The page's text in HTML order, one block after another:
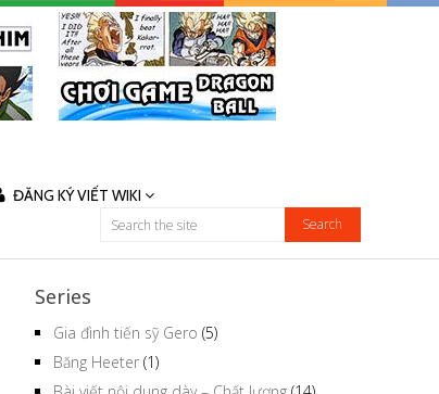
ĐĂNG KÝ VIẾT WIKI
Series
Gia đình tiến sỹ Gero (5)
Băng Heeter (1)